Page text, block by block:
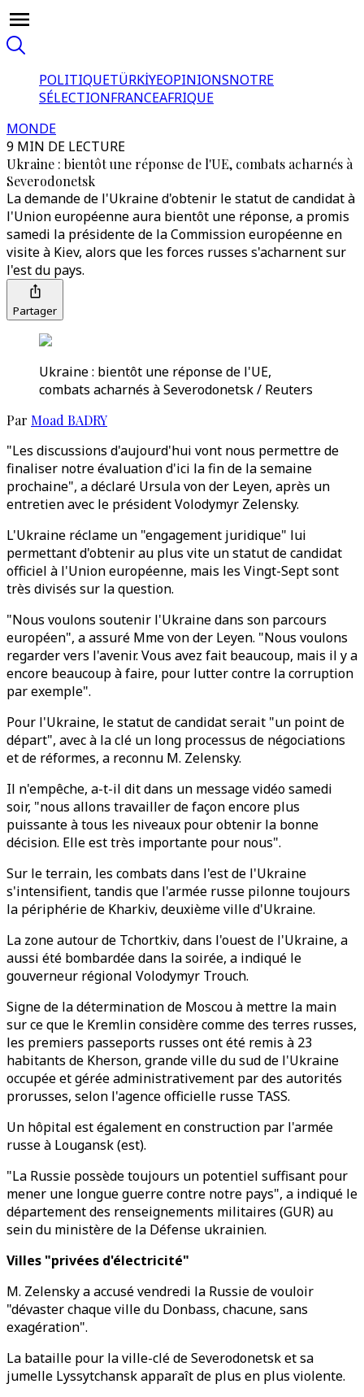
POLITIQUETÜRKİYEOPINIONSNOTRE
SÉLECTIONFRANCEAFRIQUE
MONDE
9 MIN DE LECTURE
Ukraine : bientôt une réponse de l'UE, combats acharnés à
Severodonetsk
La demande de l'Ukraine d'obtenir le statut de candidat à
l'Union européenne aura bientôt une réponse, a promis
samedi la présidente de la Commission européenne en
visite à Kiev, alors que les forces russes s'acharnent sur
l'est du pays.
Partager
Ukraine : bientôt une réponse de l'UE,
combats acharnés à Severodonetsk / Reuters
Par Moad BADRY
"Les discussions d'aujourd'hui vont nous permettre de
finaliser notre évaluation d'ici la fin de la semaine
prochaine", a déclaré Ursula von der Leyen, après un
entretien avec le président Volodymyr Zelensky.
L'Ukraine réclame un "engagement juridique" lui
permettant d'obtenir au plus vite un statut de candidat
officiel à l'Union européenne, mais les Vingt-Sept sont
très divisés sur la question.
"Nous voulons soutenir l'Ukraine dans son parcours
européen", a assuré Mme von der Leyen. "Nous voulons
regarder vers l'avenir. Vous avez fait beaucoup, mais il y a
encore beaucoup à faire, pour lutter contre la corruption
par exemple".
Pour l'Ukraine, le statut de candidat serait "un point de
départ", avec à la clé un long processus de négociations
et de réformes, a reconnu M. Zelensky.
Il n'empêche, a-t-il dit dans un message vidéo samedi
soir, "nous allons travailler de façon encore plus
puissante à tous les niveaux pour obtenir la bonne
décision. Elle est très importante pour nous".
Sur le terrain, les combats dans l'est de l'Ukraine
s'intensifient, tandis que l'armée russe pilonne toujours
la périphérie de Kharkiv, deuxième ville d'Ukraine.
La zone autour de Tchortkiv, dans l'ouest de l'Ukraine, a
aussi été bombardée dans la soirée, a indiqué le
gouverneur régional Volodymyr Trouch.
Signe de la détermination de Moscou à mettre la main
sur ce que le Kremlin considère comme des terres russes,
les premiers passeports russes ont été remis à 23
habitants de Kherson, grande ville du sud de l'Ukraine
occupée et gérée administrativement par des autorités
prorusses, selon l'agence officielle russe TASS.
Un hôpital est également en construction par l'armée
russe à Lougansk (est).
"La Russie possède toujours un potentiel suffisant pour
mener une longue guerre contre notre pays", a indiqué le
département des renseignements militaires (GUR) au
sein du ministère de la Défense ukrainien.
Villes "privées d'électricité"
M. Zelensky a accusé vendredi la Russie de vouloir
"dévaster chaque ville du Donbass, chacune, sans
exagération".
La bataille pour la ville-clé de Severodonetsk et sa
jumelle Lyssytchansk apparaît de plus en plus violente.